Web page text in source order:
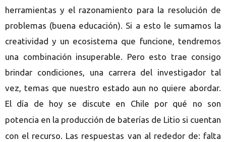
herramientas y el razonamiento para la resolución de
problemas (buena educación). Si a esto le sumamos la
creatividad y un ecosistema que funcione, tendremos
una combinación insuperable. Pero esto trae consigo
brindar condiciones, una carrera del investigador tal
vez, temas que nuestro estado aun no quiere abordar.
El día de hoy se discute en Chile por qué no son
potencia en la producción de baterías de Litio si cuentan
con el recurso. Las respuestas van al rededor de: falta